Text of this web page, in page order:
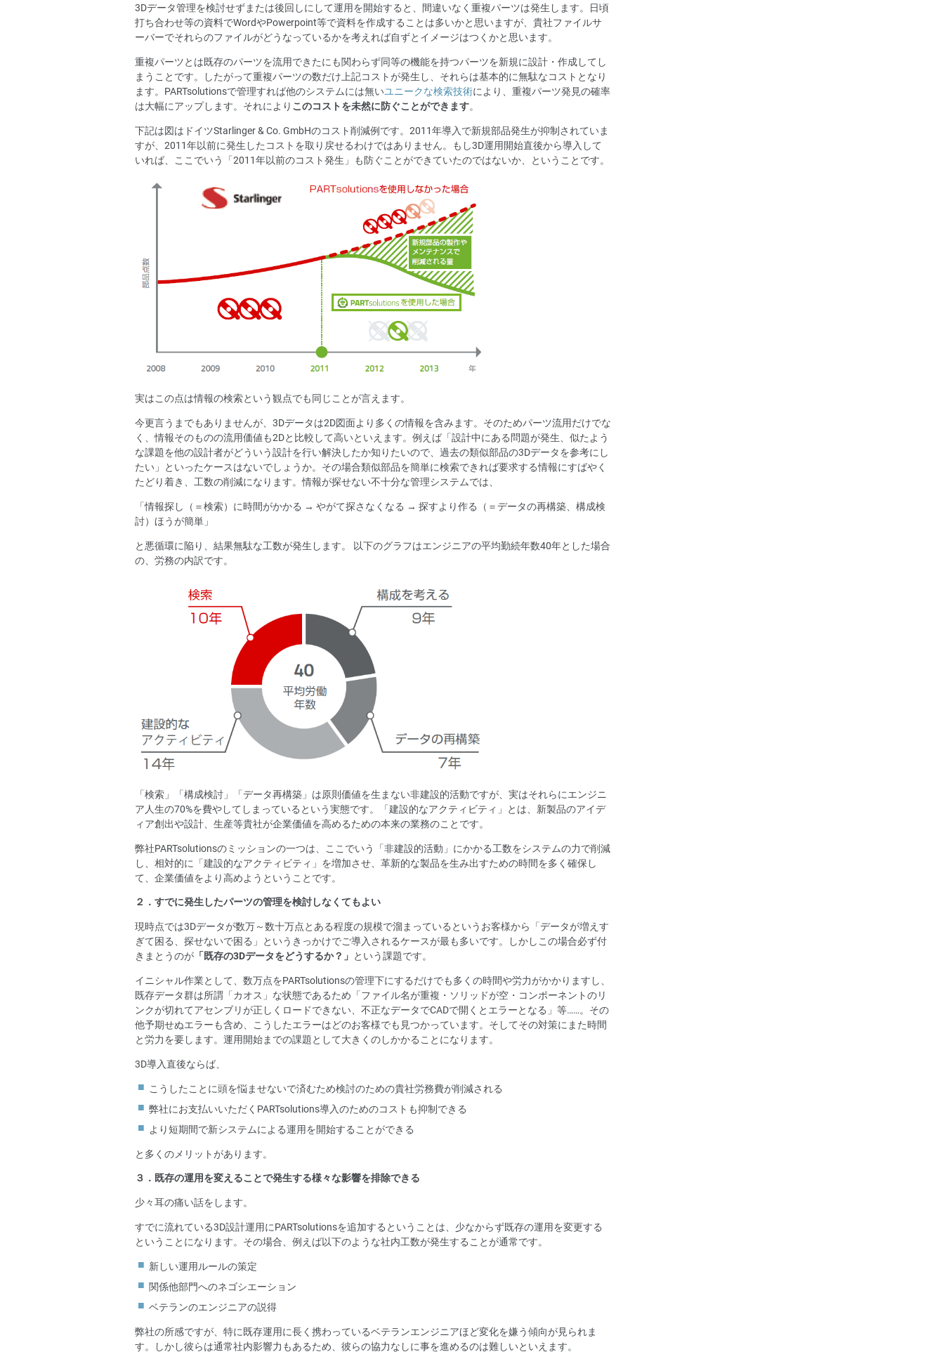
3Dデータ管理を検討せずまたは後回しにして運用を開始すると、間違いなく重複パーツは発生します。日頃
打ち合わせ等の資料でWordやPowerpoint等で資料を作成することは多いかと思いますが、貴社ファイルサ
ーバーでそれらのファイルがどうなっているかを考えれば自ずとイメージはつくかと思います。
重複パーツとは既存のパーツを流用できたにも関わらず同等の機能を持つパーツを新規に設計・作成してし
まうことです。したがって重複パーツの数だけ上記コストが発生し、それらは基本的に無駄なコストとなり
ます。PARTsolutionsで管理すれば他のシステムには無いユニークな検索技術により、重複パーツ発見の確率
は大幅にアップします。それにより このコストを未然に防ぐことができます。
下記は図はドイツStarlinger & Co. GmbHのコスト削減例です。2011年導入で新規部品発生が抑制されていま
すが、2011年以前に発生したコストを取り戻せるわけではありません。もし3D運用開始直後から導入して
いれば、ここでいう「2011年以前のコスト発生」も防ぐことができていたのではないか、ということです。
実はこの点は情報の検索という観点でも同じことが言えます。
今更言うまでもありませんが、3Dデータは2D図面より多くの情報を含みます。そのためパーツ流用だけでな
く、情報そのものの流用価値も2Dと比較して高いといえます。例えば「設計中にある問題が発生、似たよう
な課題を他の設計者がどういう設計を行い解決したか知りたいので、過去の類似部品の3Dデータを参考にし
たい」といったケースはないでしょうか。その場合類似部品を簡単に検索できれば要求する情報にすばやく
たどり着き、工数の削減になります。情報が探せない不十分な管理システムでは、
「情報探し（＝検索）に時間がかかる → やがて探さなくなる → 探すより作る（＝データの再構築、構成検
討）ほうが簡単」
と悪循環に陥り、結果無駄な工数が発生します。 以下のグラフはエンジニアの平均勤続年数40年とした場合
の、労務の内訳です。
「検索」「構成検討」「データ再構築」は原則価値を生まない非建設的活動ですが、実はそれらにエンジニ
ア人生の70%を費やしてしまっているという実態です。「建設的なアクティビティ」とは、新製品のアイデ
ィア創出や設計、生産等貴社が企業価値を高めるための本来の業務のことです。
弊社PARTsolutionsのミッションの一つは、ここでいう「非建設的活動」にかかる工数をシステムの力で削減
し、相対的に「建設的なアクティビティ」を増加させ、革新的な製品を生み出すための時間を多く確保し
て、企業価値をより高めようということです。
２．すでに発生したパーツの管理を検討しなくてもよい
現時点では3Dデータが数万～数十万点とある程度の規模で溜まっているというお客様から「データが増えす
ぎて困る、探せないで困る」というきっかけでご導入されるケースが最も多いです。しかしこの場合必ず付
きまとうのが 「既存の3Dデータをどうするか？」 という課題です。
イニシャル作業として、数万点をPARTsolutionsの管理下にするだけでも多くの時間や労力がかかりますし、
既存データ群は所謂「カオス」な状態であるため「ファイル名が重複・ソリッドが空・コンポーネントのリ
ンクが切れてアセンブリが正しくロードできない、不正なデータでCADで開くとエラーとなる」等……。その
他予期せぬエラーも含め、こうしたエラーはどのお客様でも見つかっています。そしてその対策にまた時間
と労力を要します。運用開始までの課題として大きくのしかかることになります。
3D導入直後ならば、
こうしたことに頭を悩ませないで済むため検討のための貴社労務費が削減される
弊社にお支払いいただくPARTsolutions導入のためのコストも抑制できる
より短期間で新システムによる運用を開始することができる
と多くのメリットがあります。
３．既存の運用を変えることで発生する様々な影響を排除できる
少々耳の痛い話をします。
すでに流れている3D設計運用にPARTsolutionsを追加するということは、少なからず既存の運用を変更する
ということになります。その場合、例えば以下のような社内工数が発生することが通常です。
新しい運用ルールの策定
関係他部門へのネゴシエーション
ベテランのエンジニアの説得
弊社の所感ですが、特に既存運用に長く携わっているベテランエンジニアほど変化を嫌う傾向が見られま
す。しかし彼らは通常社内影響力もあるため、彼らの協力なしに事を進めるのは難しいといえます。